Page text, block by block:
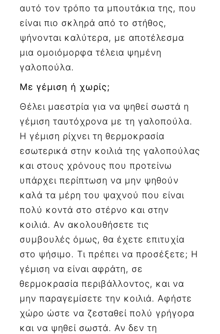
αυτό τον τρόπο τα μπουτάκια της, που
είναι πιο σκληρά από το στήθος,
ψήνονται καλύτερα, με αποτέλεσμα
μια ομοιόμορφα τέλεια ψημένη
γαλοπούλα.
Με γέμιση ή χωρίς;
Θέλει μαεστρία για να ψηθεί σωστά η
γέμιση ταυτόχρονα με τη γαλοπούλα.
Η γέμιση ρίχνει τη θερμοκρασία
εσωτερικά στην κοιλιά της γαλοπούλας
και στους χρόνους που προτείνω
υπάρχει περίπτωση να μην ψηθούν
καλά τα μέρη του ψαχνού που είναι
πολύ κοντά στο στέρνο και στην
κοιλιά. Αν ακολουθήσετε τις
συμβουλές όμως, θα έχετε επιτυχία
στο ψήσιμο. Τι πρέπει να προσέξετε; Η
γέμιση να είναι αφράτη, σε
θερμοκρασία περιβάλλοντος, και να
μην παραγεμίσετε την κοιλιά. Αφήστε
χώρο ώστε να ζεσταθεί πολύ γρήγορα
και να ψηθεί σωστά. Αν δεν τη